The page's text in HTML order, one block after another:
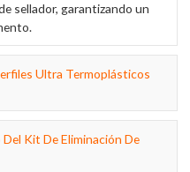
sellador, garantizando un
Ultra Termoplásticos
Kit De Eliminación De